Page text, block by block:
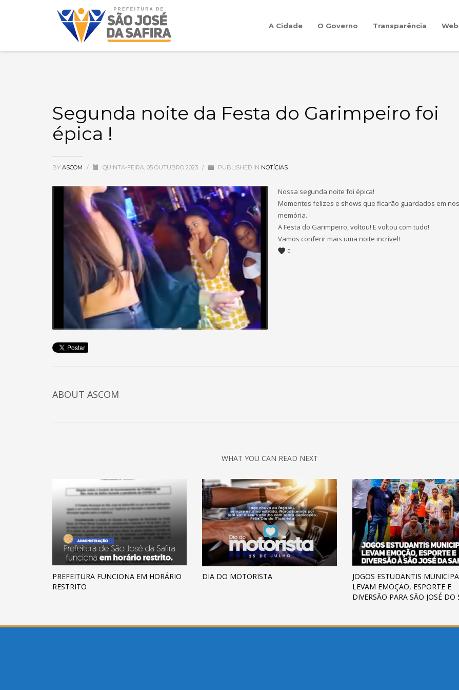
A Cidade O Governo Transparência
Segunda noite da Festa do Garimpeiro foi
épica !
BY ASCOM / QUINTA-FEIRA, 05 OUTUBRO 2023 / PUBLISHED IN NOTÍCIAS
Nossa segunda noite foi épica!
Momentos felizes e shows que ficarão guardados em
memória.
A Festa do Garimpeiro, voltou! E voltou com tudo!
Vamos conferir mais uma noite incrível!
0
ABOUT ASCOM
WHAT YOU CAN READ NEXT
PREFEITURA FUNCIONA EM HORÁRIO
RESTRITO
DIA DO MOTORISTA
JOGOS ESTUDANTIS
LEVAM EMOÇÃO, ESPORTE E
DIVERSÃO PARA SÃO JOSÉ DO